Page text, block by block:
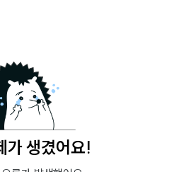
가 생겼어요!